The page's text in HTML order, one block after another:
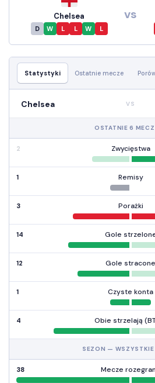
Chelsea
D W L L W L
vs
Statystyki Ostatnie mecze
Chelsea VS
OSTATNIE 6
2 Zwycięstwa
1 Remisy
3 Porażki
14 Gole
12 Gole stracone
1 Czyste konta
4 Obie strzelają
SEZON — WSZYSTKIE
38 Mecze